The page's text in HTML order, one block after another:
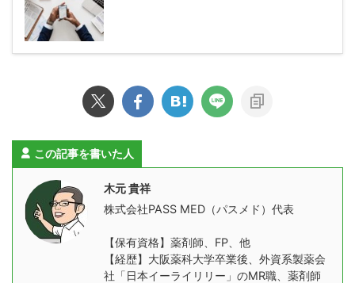
この記事を書いた人
木元 貴祥
株式会社PASS MED（パスメド）代表
【保有資格】薬剤師、FP、他
【経歴】大阪薬科大学卒業後、外資系製薬会
社「日本イーライリリー」のMR職、薬剤師